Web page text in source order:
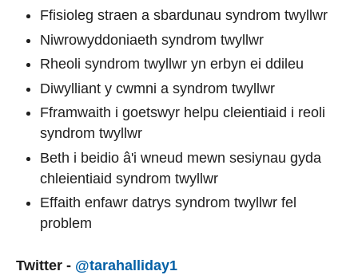
Ffisioleg straen a sbardunau syndrom twyllwr
Niwrowyddoniaeth syndrom twyllwr
Rheoli syndrom twyllwr yn erbyn ei ddileu
Diwylliant y cwmni a syndrom twyllwr
Fframwaith i goetswyr helpu cleientiaid i reoli
syndrom twyllwr
Beth i beidio â'i wneud mewn sesiynau gyda
chleientiaid syndrom twyllwr
Effaith enfawr datrys syndrom twyllwr fel
problem
Twitter - @tarahalliday1